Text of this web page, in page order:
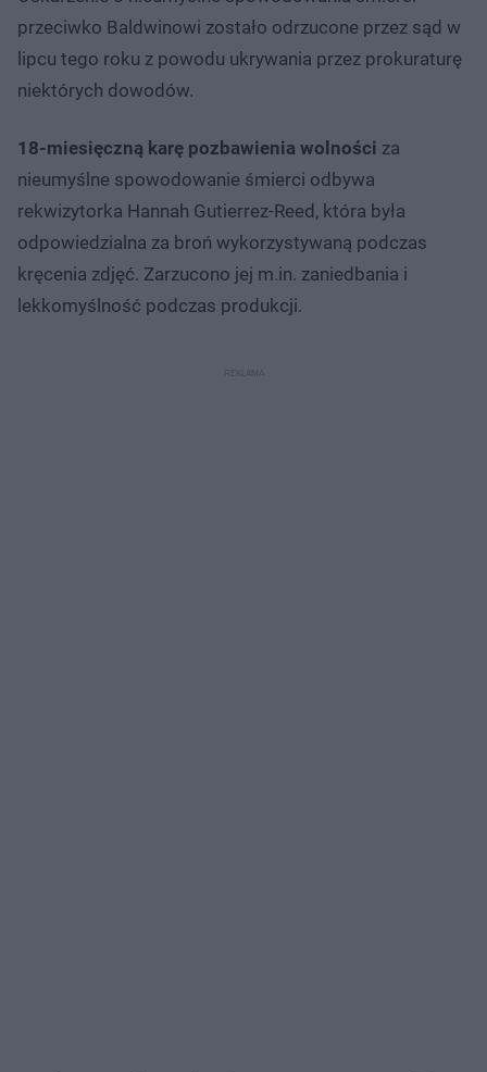
przeciwko Baldwinowi zostało odrzucone przez sąd w
lipcu tego roku z powodu ukrywania przez prokuraturę
niektórych dowodów.
18-miesięczną karę pozbawienia wolności za
nieumyślne spowodowanie śmierci odbywa
rekwizytorka Hannah Gutierrez-Reed, która była
odpowiedzialna za broń wykorzystywaną podczas
kręcenia zdjęć. Zarzucono jej m.in. zaniedbania i
lekkomyślność podczas produkcji.